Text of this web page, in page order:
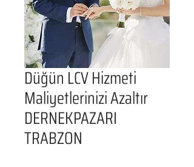
Düğün LCV Hizmeti
Maliyetlerinizi Azaltır
DERNEKPAZARI
TRABZON